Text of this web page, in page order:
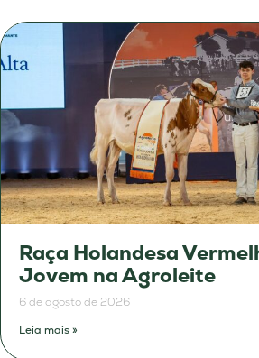
Raça Holandesa
Jovem na Agroleite
6 de agosto de 2026
Leia mais »